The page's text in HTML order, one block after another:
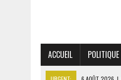
ACCUEIL POLITIQUE